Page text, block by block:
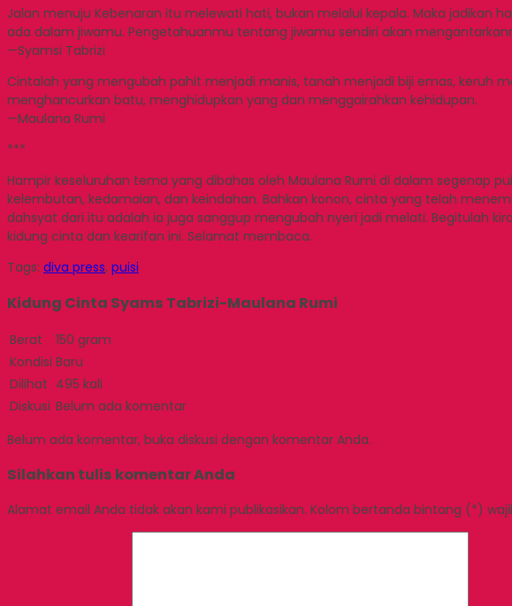
Jalan menuju Kebenaran itu melewati hati, bukan melalui kepala. Maka
ada dalam jiwamu. Pengetahuanmu tentang jiwamu sendiri akan
—Syamsi Tabrizi
Cintalah yang mengubah pahit menjadi manis, tanah menjadi biji emas, keruh
menghancurkan batu, menghidupkan yang dan menggairahkan kehidupan.
—Maulana Rumi
***
Hampir keseluruhan tema yang dibahas oleh Maulana Rumi di dalam segenap
kelembutan, kedamaian, dan keindahan. Bahkan konon, cinta yang telah
dahsyat dari itu adalah ia juga sanggup mengubah nyeri jadi melati. Begitulah
kidung cinta dan kearifan ini. Selamat membaca.
Tags: diva press, puisi
Kidung Cinta Syams Tabrizi-Maulana Rumi
Berat
150 gram
Kondisi Baru
Dilihat 495 kali
Diskusi Belum ada komentar
Belum ada komentar, buka diskusi dengan komentar Anda.
Silahkan tulis komentar Anda
Alamat email Anda tidak akan kami publikasikan. Kolom bertanda bintang (*)